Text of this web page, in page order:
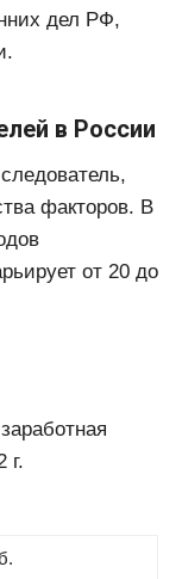
дел РФ,
в России
факторов. В
от 20 до
г.